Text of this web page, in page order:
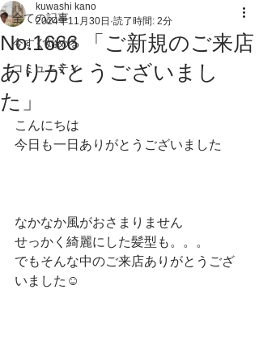
全ての記事
今すぐ始める
コミュニティ
No.1666 「ご新規のご来店
ありがとうございまし
た」
kuwashi kano
2024年11月30日 読了時間: 2分
こんにちは
今日も一日ありがとうございました
なかなか風がおさまりません
せっかく綺麗にした髪型も。。。
でもそんな中のご来店ありがとうござ
いました☺